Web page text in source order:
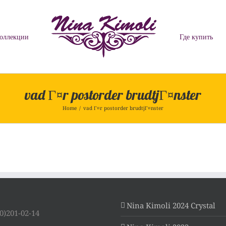
Где купить
vad Г¤r postorder brudtjГ¤nster
Home / vad Г¤r postorder brudtjГ¤nster
02-14
Nina Kimoli 2024 Crystal